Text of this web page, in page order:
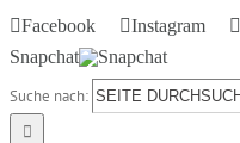
Facebook
Instagram
Snapchat
Suche nach: